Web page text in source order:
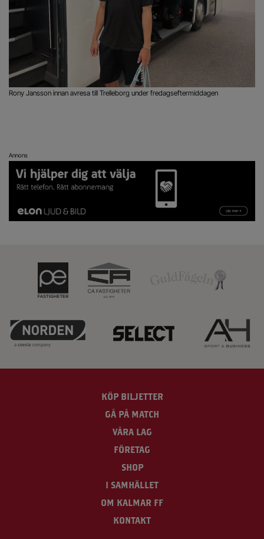
Rony Jansson innan avresa till Trelleborg under fredagseftermiddagen
Annons
KÖP BILJETTER
GÅ PÅ MATCH
VÅRA LAG
FÖRETAG
SHOP
I SAMHÄLLET
OM KALMAR FF
KONTAKT